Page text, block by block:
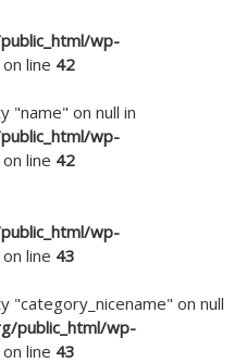
wp-
on line 42
"name" on null in
wp-
on line 42
wp-
on line 43
on null
public_html/wp-
on line 43